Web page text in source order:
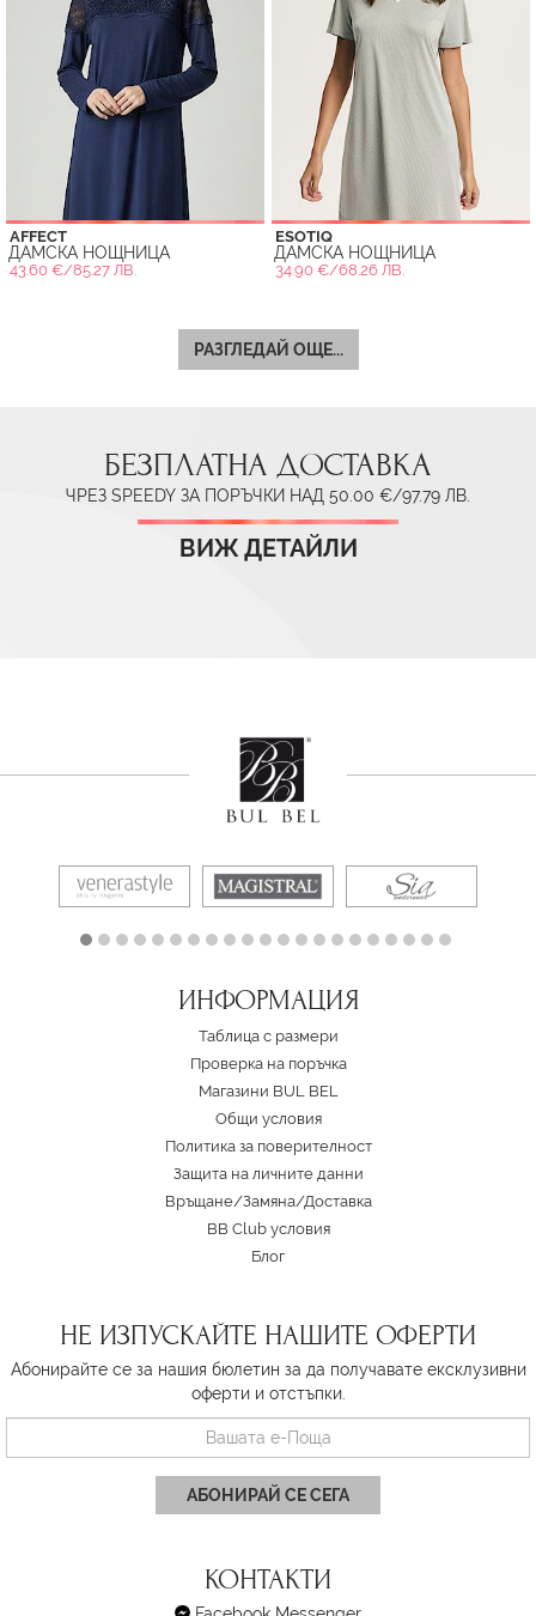
AFFECT
ДАМСКА НОЩНИЦА
43.60 €/85.27 ЛВ.
ESOTIQ
ДАМСКА НОЩНИЦА
34.90 €/68.26 ЛВ.
РАЗГЛЕДАЙ ОЩЕ...
БЕЗПЛАТНА ДОСТАВКА
ЧРЕЗ SPEEDY ЗА ПОРЪЧКИ НАД 50.00 €/97.79 ЛВ.
ВИЖ ДЕТАЙЛИ
ИНФОРМАЦИЯ
Таблица с размери
Проверка на поръчка
Магазини BUL BEL
Oбщи условия
Политика за поверителност
Защита на личните данни
Връщане/Замяна/Доставка
BB Club условия
Блог
НЕ ИЗПУСКАЙТЕ НАШИТЕ ОФЕРТИ
Абонирайте се за нашия бюлетин за да получавате ексклузивни
оферти и отстъпки.
АБОНИРАЙ СЕ СЕГА
КОНТАКТИ